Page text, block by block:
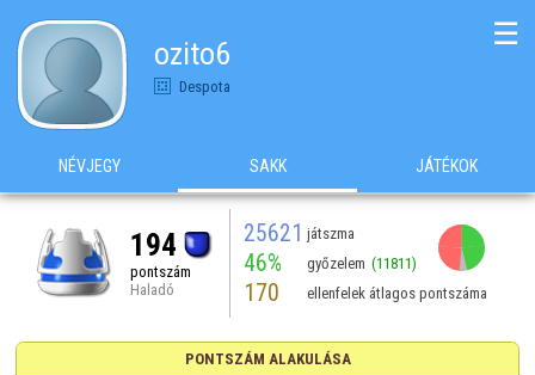
ozito6
Despota
☰
NÉVJEGY SAKK JÁTÉKOK
194
pontszám
Haladó
25621 játszma
46% győzelem (11811)
170 ellenfelek átlagos pontszáma
PONTSZÁM ALAKULÁSA